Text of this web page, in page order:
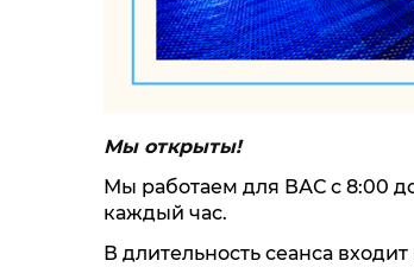
Мы открыты!
Мы работаем для ВАС с 8:00
каждый час.
В длительность сеанса